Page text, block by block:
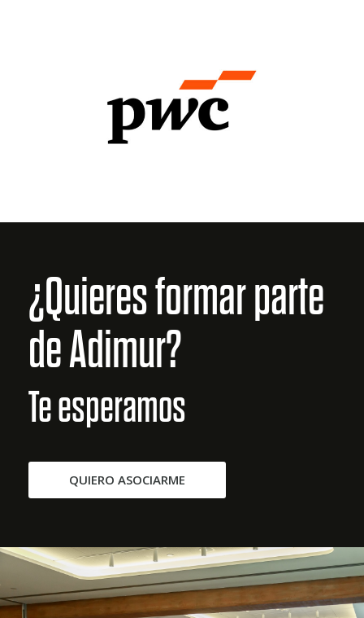
¿Quieres formar parte
de Adimur?
Te esperamos
QUIERO ASOCIARME